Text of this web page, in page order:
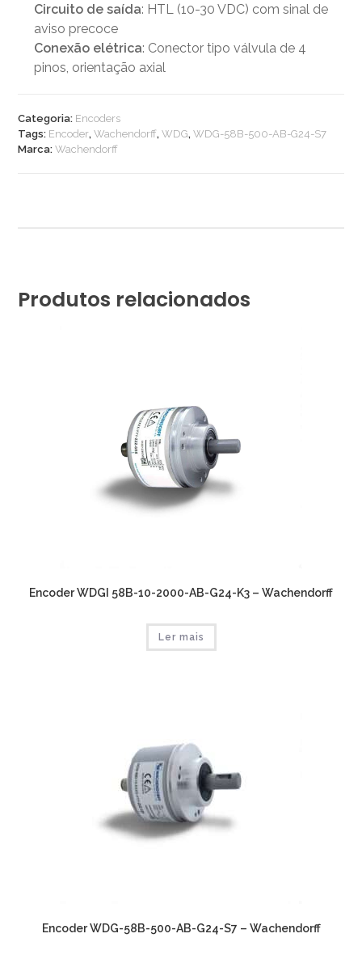
Circuito de saída: HTL (10-30 VDC) com sinal de
aviso precoce
Conexão elétrica: Conector tipo válvula de 4
pinos, orientação axial
Categoria: Encoders
Tags: Encoder,Wachendorff,WDG,WDG-58B-500-AB-G24-S7
Marca:Wachendorff
Produtos relacionados
Encoder WDGI 58B-10-2000-AB-G24-K3 – Wachendorff
Ler mais
Encoder WDG-58B-500-AB-G24-S7 – Wachendorff